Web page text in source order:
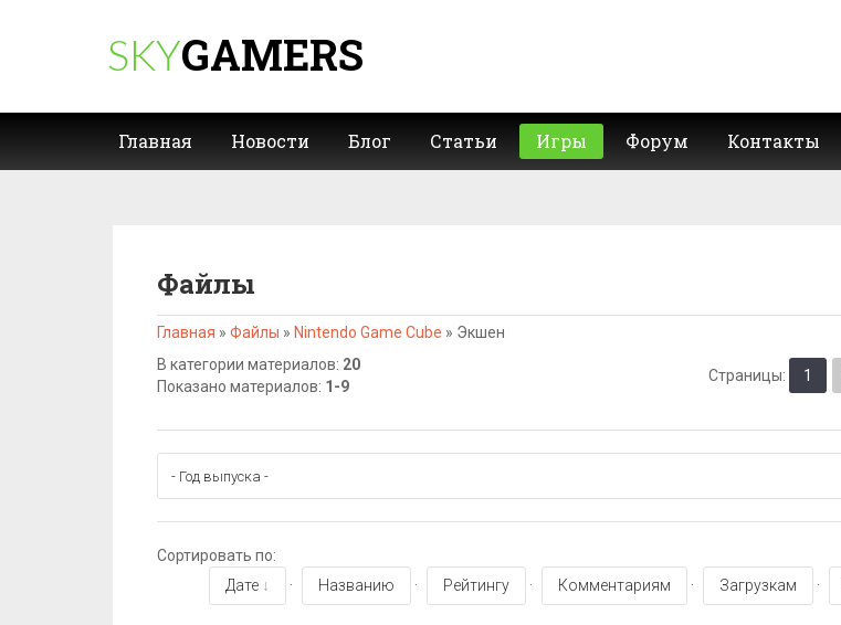
SKYGAMERS
Главная Новости Блог Статьи Игры Форум Контакты
Файлы
Главная » Файлы » Nintendo Game Cube » Экшен
В категории материалов: 20
Показано материалов: 1-9
Страницы: 1
Сортировать по:
Дате
· Названию · Рейтингу · Комментариям · Загрузкам ·